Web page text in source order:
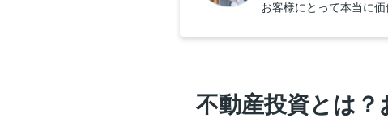
お客様にとって本当に
不動産投資とは